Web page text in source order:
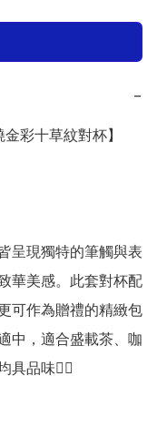
−
彩十草紋對杯】
呈現獨特的筆觸與表
華美感。此套對杯配
可作為贈禮的精緻包
中，適合盛載茶、咖
品味👍🏻